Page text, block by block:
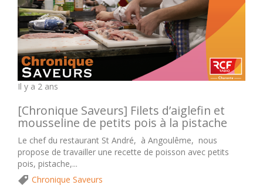
Il y a 2 ans
[Chronique Saveurs] Filets d’aiglefin et
mousseline de petits pois à la pistache
Le chef du restaurant St André, à Angoulême, nous
propose de travailler une recette de poisson avec petits
pois, pistache,...
Chronique Saveurs